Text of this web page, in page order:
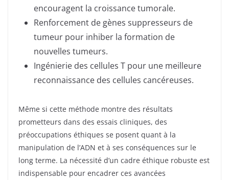
encouragent la croissance tumorale.
Renforcement de gènes suppresseurs de
tumeur pour inhiber la formation de
nouvelles tumeurs.
Ingénierie des cellules T pour une meilleure
reconnaissance des cellules cancéreuses.
Même si cette méthode montre des résultats
prometteurs dans des essais cliniques, des
préoccupations éthiques se posent quant à la
manipulation de l’ADN et à ses conséquences sur le
long terme. La nécessité d’un cadre éthique robuste est
indispensable pour encadrer ces avancées